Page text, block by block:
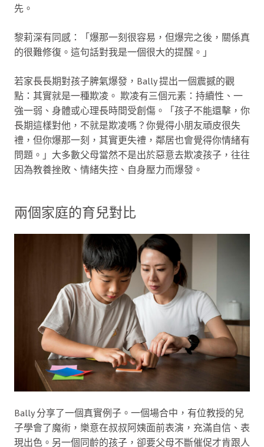
先。
黎莉深有同感：「爆那一刻很容易，但爆完之後，關係真
的很難修復。這句話對我是一個很大的提醒。」
若家長長期對孩子脾氣爆發，Bally 提出一個震撼的觀
點：其實就是一種欺凌。 欺凌有三個元素：持續性、一
強一弱、身體或心理長時間受創傷。「孩子不能還擊，你
長期這樣對他，不就是欺凌嗎？你覺得小朋友頑皮很失
禮，但你爆那一刻，其實更失禮，鄰居也會覺得你情緒有
問題。」大多數父母當然不是出於惡意去欺凌孩子，往往
因為教養挫敗、情緒失控、自身壓力而爆發。
兩個家庭的育兒對比
Bally 分享了一個真實例子。一個場合中，有位教授的兒
子學會了魔術，樂意在叔叔阿姨面前表演，充滿自信、表
現出色。另一個同齡的孩子，卻要父母不斷催促才肯跟人